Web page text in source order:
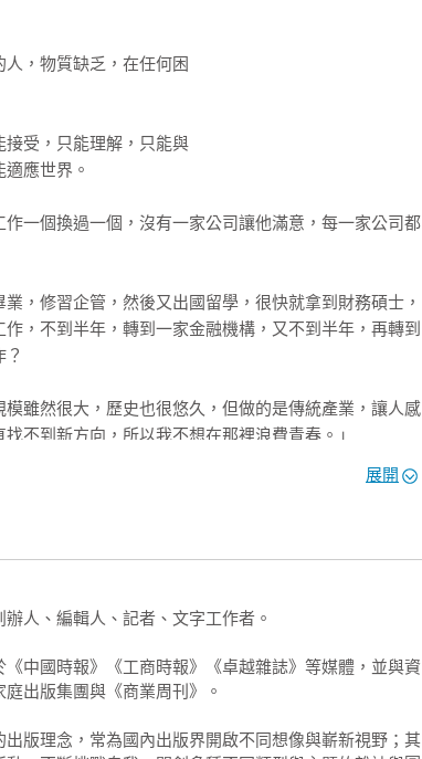
，我開始問自己，這麼急、這麼趕，真有這個必要嗎？
牲與家人一起聊天吃飯的樂趣，只有填飽肚子而已！
待一上車、上飛機就開了，務必讓等待的時間最短。因
要享受悠閒，可是看景點、走步道，我總急著要快速走
留下模糊的記憶，這完全違背了旅行的意義。
觀點來看，這或許無可厚非，可是這與完美的品質也是違
慢慢做，才能達到最高品質，我追逐了效率，但放棄了
天少一天，我這樣急，生命很快就走到盡頭。
多時間，早早到機場，等候飛機起飛；出去旅遊，我用
，物質缺乏，在任何困
受，只能理解，只能與
應世界。
一個換過一個，沒有一家公司讓他滿意，每一家公司都
，修習企管，然後又出國留學，很快就拿到財務碩士，
，不到半年，轉到一家金融機構，又不到半年，再轉到
模雖然很大，歷史也很悠久，但做的是傳統產業，讓人感
不到新方向，所以我不想在那裡浪費青春。」
很嚴謹，但就是因為太嚴謹了，做起事處處掣肘，一切
適從，現在還在努力調適中。」
展開
人、編輯人、記者、文字工作者。
中國時報》《工商時報》《卓越雜誌》等媒體，並與資
出版集團與《商業周刊》。
版理念，常為國內出版界開啟不同想像與嶄新視野；其